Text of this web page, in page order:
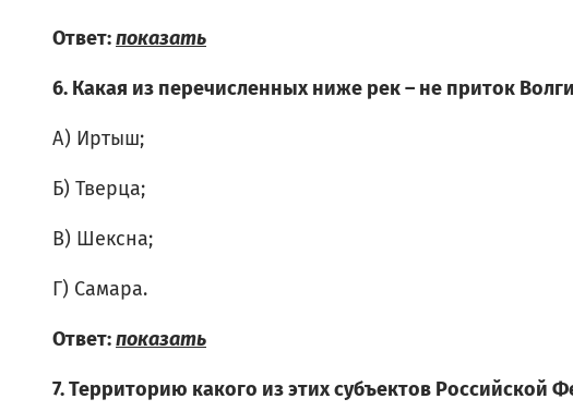
Ответ: показать
6. Какая из перечисленных ниже рек – не приток
А) Иртыш;
Б) Тверца;
В) Шексна;
Г) Самара.
Ответ: показать
7. Территорию какого из этих субъектов